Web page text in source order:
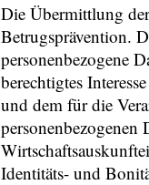
Die Übermittlung
Betrugsprävention.
personenbezogene
berechtigtes
und dem für die
personenbezogenen
Identitäts- und